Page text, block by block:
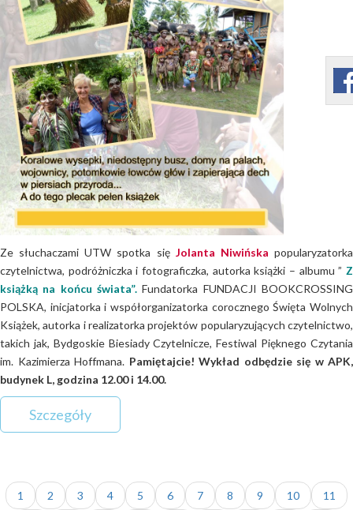
Ze słuchaczami UTW spotka się Jolanta Niwińskapopularyzatorka
czytelnictwa, podróżniczka i fotograficzka, autorka książki – albumu ” Z
książką na końcu świata”. Fundatorka FUNDACJI BOOKCROSSING
POLSKA, inicjatorka i współorganizatorka corocznego Święta Wolnych
Książek, autorka i realizatorka projektów popularyzujących czytelnictwo,
takich jak, Bydgoskie Biesiady Czytelnicze, Festiwal Pięknego Czytania
im. Kazimierza Hoffmana. Pamiętajcie! Wykład odbędzie się w APK,
budynek L, godzina 12.00 i 14.00.
Szczegóły
1 2 3 4 5 6 7 8 9 10 11